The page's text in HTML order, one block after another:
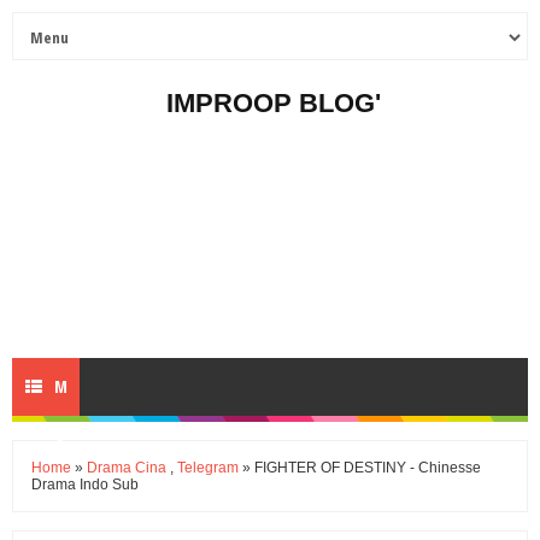
IMPROOP BLOG'
M
Home » Drama Cina , Telegram » FIGHTER OF DESTINY - Chinesse
Drama Indo Sub